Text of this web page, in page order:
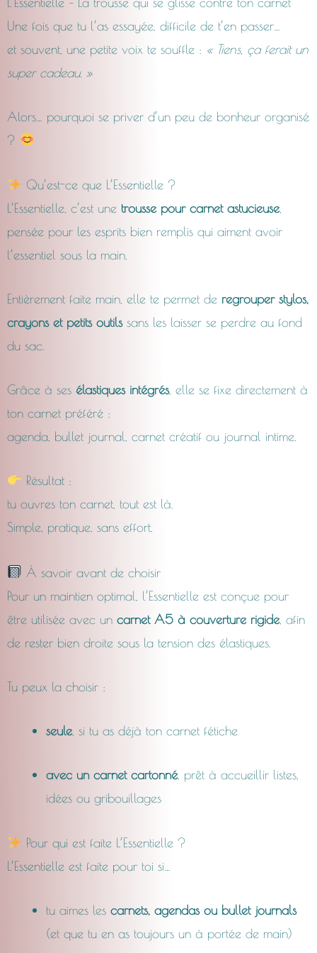
Une fois que tu l’as essayée, difficile de t’en passer…
et souvent, une petite voix te souffle : « Tiens, ça ferait un
super cadeau. »
Alors… pourquoi se priver d’un peu de bonheur organisé
?
Qu’est-ce que L’Essentielle ?
L’Essentielle, c’est une trousse pour carnet astucieuse
pensée pour les esprits bien remplis qui aiment avoir
l’essentiel sous la main.
Entièrement faite main, elle te permet de regrouper stylos,
crayons et petits outilssans les laisser se perdre au fond
du sac.
Grâce à ses élastiques intégrés, elle se fixe directement à
ton carnet préféré :
agenda, bullet journal, carnet créatif ou journal intime.
Résultat :
tu ouvres ton carnet, tout est là.
Simple, pratique, sans effort.
À savoir avant de choisir
Pour un maintien optimal, l’Essentielle est conçue pour
être utilisée avec un carnet A5 à couverture rigide , afin
de rester bien droite sous la tension des élastiques.
Tu peux la choisir :
seule, si tu as déjà ton carnet fétiche
avec un carnet cartonné, prêt à accueillir listes,
idées ou gribouillages
Pour qui est faite L’Essentielle ?
L’Essentielle est faite pour toi si…
tu aimes les carnets, agendas ou bullet journals
(et que tu en as toujours un à portée de main)